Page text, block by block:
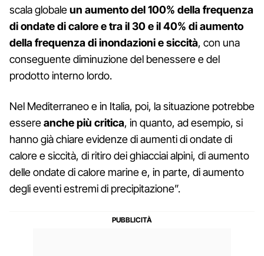
scala globaleun aumento del 100% della frequenza
di ondate di calore e tra il 30 e il 40% di aumento
della frequenza di inondazioni e siccità, con una
conseguente diminuzione del benessere e del
prodotto interno lordo.
Nel Mediterraneo e in Italia, poi, la situazione potrebbe
essereanche più critica, in quanto, ad esempio, si
hanno già chiare evidenze di aumenti di ondate di
calore e siccità, di ritiro dei ghiacciai alpini, di aumento
delle ondate di calore marine e, in parte, di aumento
degli eventi estremi di precipitazione”.